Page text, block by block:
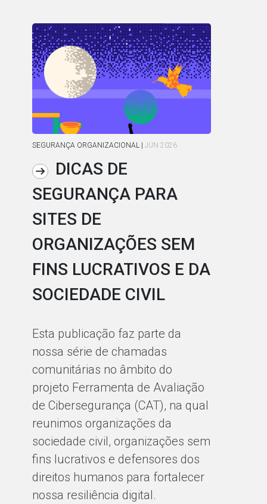
SEGURANÇA ORGANIZACIONAL | JUN 2026
DICAS DE
SEGURANÇA PARA
SITES DE
ORGANIZAÇÕES SEM
FINS LUCRATIVOS E DA
SOCIEDADE CIVIL
Esta publicação faz parte da
nossa série de chamadas
comunitárias no âmbito do
projeto Ferramenta de Avaliação
de Cibersegurança (CAT), na qual
reunimos organizações da
sociedade civil, organizações sem
fins lucrativos e defensores dos
direitos humanos para fortalecer
nossa resiliência digital.